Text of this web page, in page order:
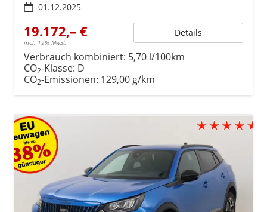
01.12.2025
19.172,– €
incl. 19% MwSt.
Details
Verbrauch kombiniert: 5,70 l/100km
CO2-Klasse: D
CO2-Emissionen: 129,00 g/km